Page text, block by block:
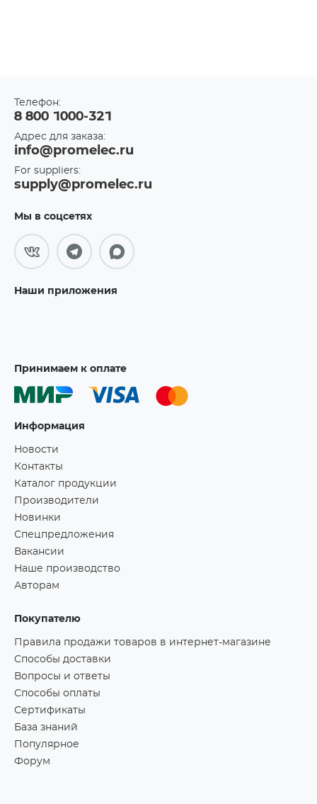
Телефон:
8 800 1000-321
Адрес для заказа:
info@promelec.ru
For suppliers:
supply@promelec.ru
Мы в соцсетях
Наши приложения
Принимаем к оплате
Информация
Новости
Контакты
Каталог продукции
Производители
Новинки
Спецпредложения
Вакансии
Наше производство
Авторам
Покупателю
Правила продажи товаров в интернет-магазине
Способы доставки
Вопросы и ответы
Способы оплаты
Сертификаты
База знаний
Популярное
Форум